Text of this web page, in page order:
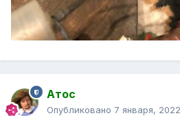
Атос
Опубликовано 7 января, 2022